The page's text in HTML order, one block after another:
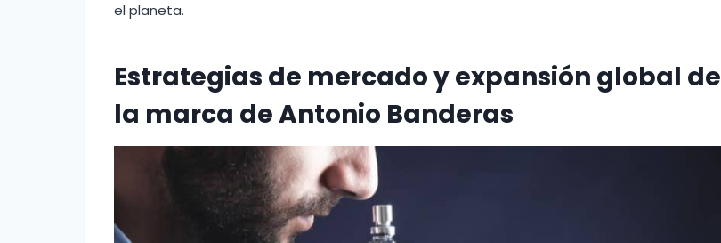
el planeta.
Estrategias de mercado y expansión global de
la marca de Antonio Banderas